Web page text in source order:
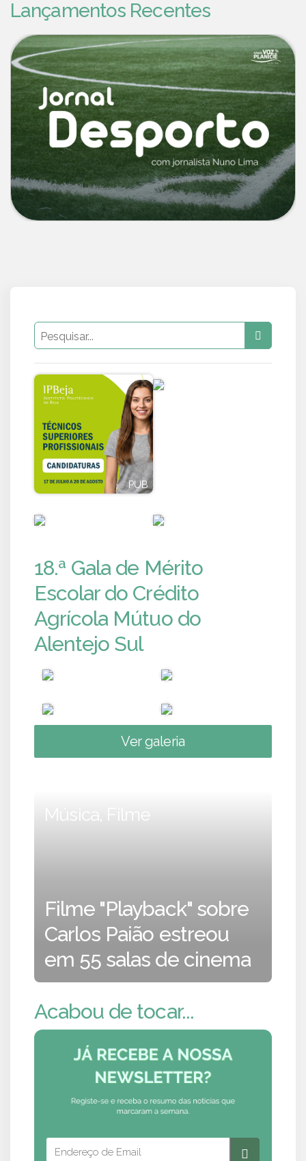
Lançamentos Recentes
PUB
18.ª Gala de Mérito
Escolar do Crédito
Agrícola Mútuo do
Alentejo Sul
Ver galeria
Música, Filme
Filme "Playback" sobre
Carlos Paião estreou
em 55 salas de cinema
Acabou de tocar...